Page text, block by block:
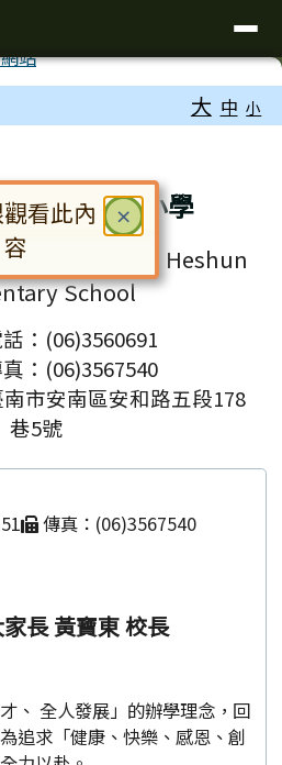
大 中 小
區和順國民小學
Annan District Heshun
School
：(06)3560691
：(06)3567540
市安南區安和路五段178
巷5號
傳真：(06)3567540
長 黃寶東 校長
、 全人發展」的辦學理念，回
追求「健康、快樂、感恩、創
× 關閉
看此內
容
開啟。請使用 Tab 鍵在